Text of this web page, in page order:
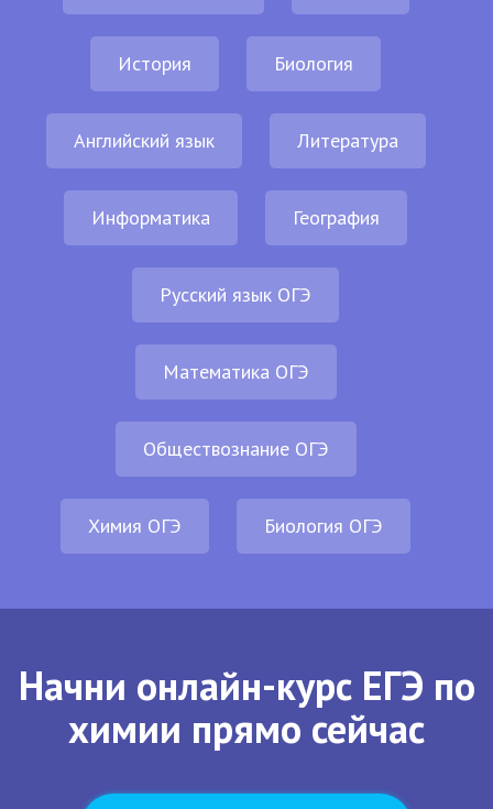
История Биология
Английский язык Литература
Информатика География
Русский язык ОГЭ
Математика ОГЭ
Обществознание ОГЭ
Химия ОГЭ Биология ОГЭ
Начни онлайн-курс ЕГЭ по
химии прямо сейчас